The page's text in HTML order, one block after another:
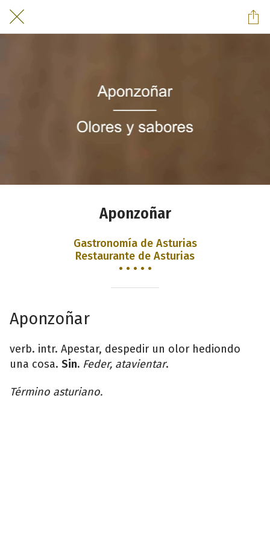
Aponzoñar
Gastronomía de Asturias
Restaurante de Asturias
• • • • •
Aponzoñar
verb. intr. Apestar, despedir un olor hediondo
una cosa. Sin. Feder, atavientar.
Término asturiano.